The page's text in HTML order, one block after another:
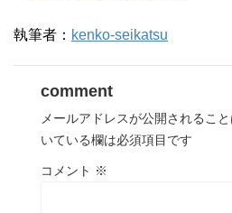
執筆者： kenko-seikatsu
comment
メールアドレスが公開されること
いている欄は必須項目です
コメント ※